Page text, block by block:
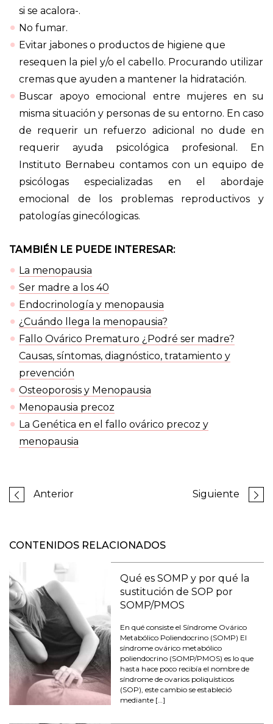
si se acalora-.
No fumar.
Evitar jabones o productos de higiene que
resequen la piel y/o el cabello. Procurando utilizar
cremas que ayuden a mantener la hidratación.
Buscar apoyo emocional entre mujeres en su
misma situación y personas de su entorno. En caso
de requerir un refuerzo adicional no dude en
requerir ayuda psicológica profesional. En
Instituto Bernabeu contamos con un equipo de
psicólogas especializadas en el abordaje
emocional de los problemas reproductivos y
patologías ginecólogicas.
TAMBIÉN LE PUEDE INTERESAR:
La menopausia
Ser madre a los 40
Endocrinología y menopausia
¿Cuándo llega la menopausia?
Fallo Ovárico Prematuro ¿Podré ser madre?
Causas, síntomas, diagnóstico, tratamiento y
prevención
Osteoporosis y Menopausia
Menopausia precoz
La Genética en el fallo ovárico precoz y
menopausia
Anterior Siguiente
CONTENIDOS RELACIONADOS
Qué es SOMP y por qué la
sustitución de SOP por
SOMP/PMOS
En qué consiste el Síndrome Ovárico
Metabólico Poliendocrino (SOMP) El
síndrome ovárico metabólico
poliendocrino (SOMP/PMOS) es lo que
hasta hace poco recibía el nombre de
síndrome de ovarios poliquísticos
(SOP), este cambio se estableció
mediante […]